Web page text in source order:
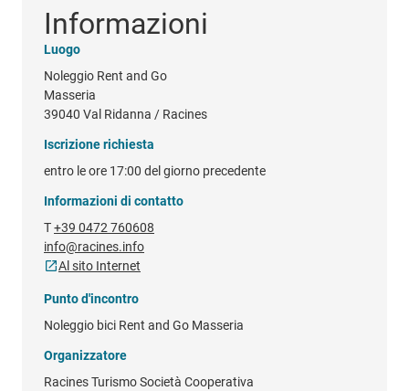
Informazioni
Luogo
Noleggio Rent and Go
Masseria
39040 Val Ridanna / Racines
Iscrizione richiesta
entro le ore 17:00 del giorno precedente
Informazioni di contatto
T+39 0472 760608
info@racines.info
Al sito Internet
Punto d'incontro
Noleggio bici Rent and Go Masseria
Organizzatore
Racines Turismo Società Cooperativa